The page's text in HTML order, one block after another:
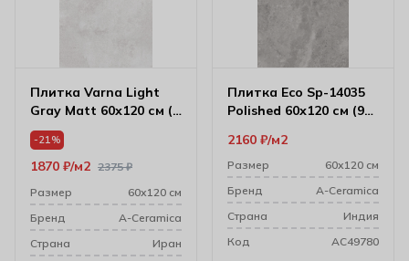
Плитка Varna Light
Gray Matt 60х120 см (8
мм) 174400
-21%
2375₽
1870 ₽ м2
Размер
60х120 см
Бренд
A-Ceramica
Cтрана
Иран
Плитка Eco Sp-14035
Polished 60х120 см (9
2160 ₽ м2
Размер
60х120 см
Бренд
A-Ceramica
Cтрана
Индия
Код
AC49780